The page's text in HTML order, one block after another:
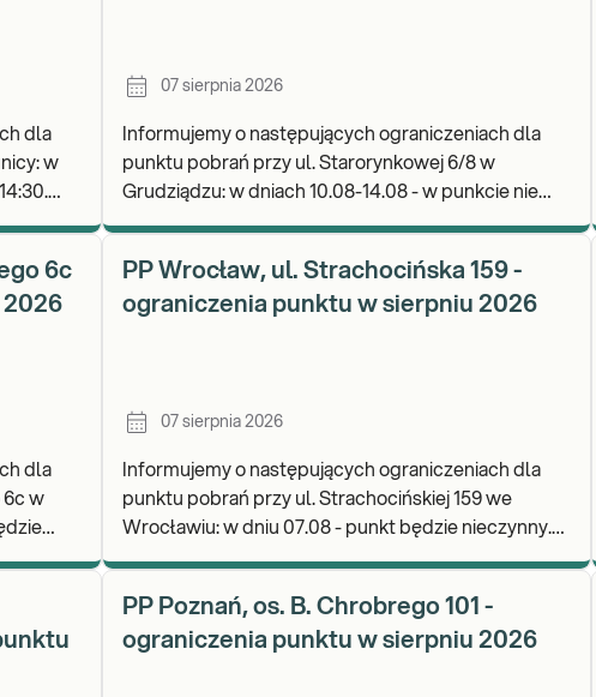
dla
w
07 sierpnia 2026
Informujemy o następujących ograniczeniach dla
punktu pobrań przy ul. Starorynkowej 6/8 w
Grudziądzu: w dniach 10.08-14.08 - w punkcie nie
6c
2026
dla
6c w
PP Wrocław, ul. Strachocińska 159 -
ograniczenia punktu w sierpniu 2026
07 sierpnia 2026
Informujemy o następujących ograniczeniach dla
punktu pobrań przy ul. Strachocińskiej 159 we
Wrocławiu: w dniu 07.08 - punkt będzie nieczynny.
PP Poznań, os. B. Chrobrego 101 -
ograniczenia punktu w sierpniu 2026